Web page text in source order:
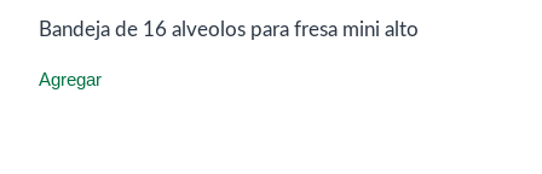
Bandeja de 16 alveolos para fresa mini alto
Agregar